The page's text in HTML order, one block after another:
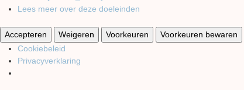
Lees meer over deze doeleinden
Accepteren Weigeren Voorkeuren Voorkeuren bewaren
Cookiebeleid
Privacyverklaring